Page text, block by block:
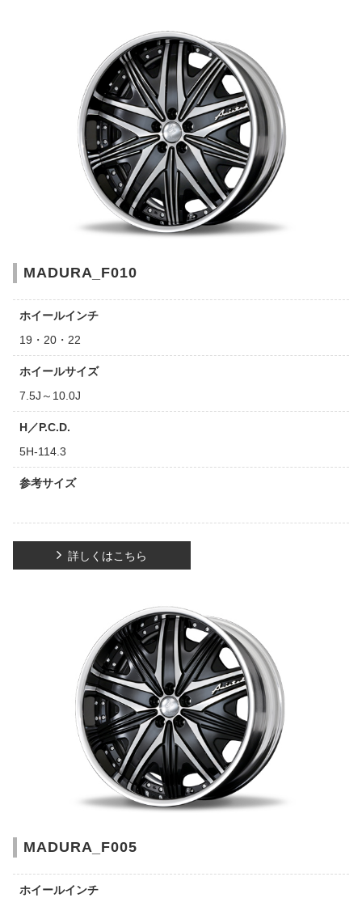
MADURA_F010
ホイールインチ
19・20・22
ホイールサイズ
7.5J～10.0J
H／P.C.D.
5H-114.3
参考サイズ
詳しくはこちら
MADURA_F005
ホイールインチ